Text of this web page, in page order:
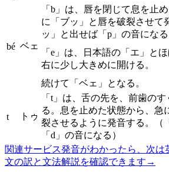
bé ベェ
「b」は、唇を閉じて息を止
に「ブッ」と唇を破裂させて
ッ」と出せば「p」の音になる
「e」は、日本語の「エ」と
右に少し大きめに開ける。
続けて「ベェ」となる。
t トゥ
「t」は、舌の先を、前歯の
る。息を止めた状態から、急
裂させるように発音する。（
「d」の音になる）
関連サービス発音がわかったら、次は
文の訳と文法解説を確認できます →